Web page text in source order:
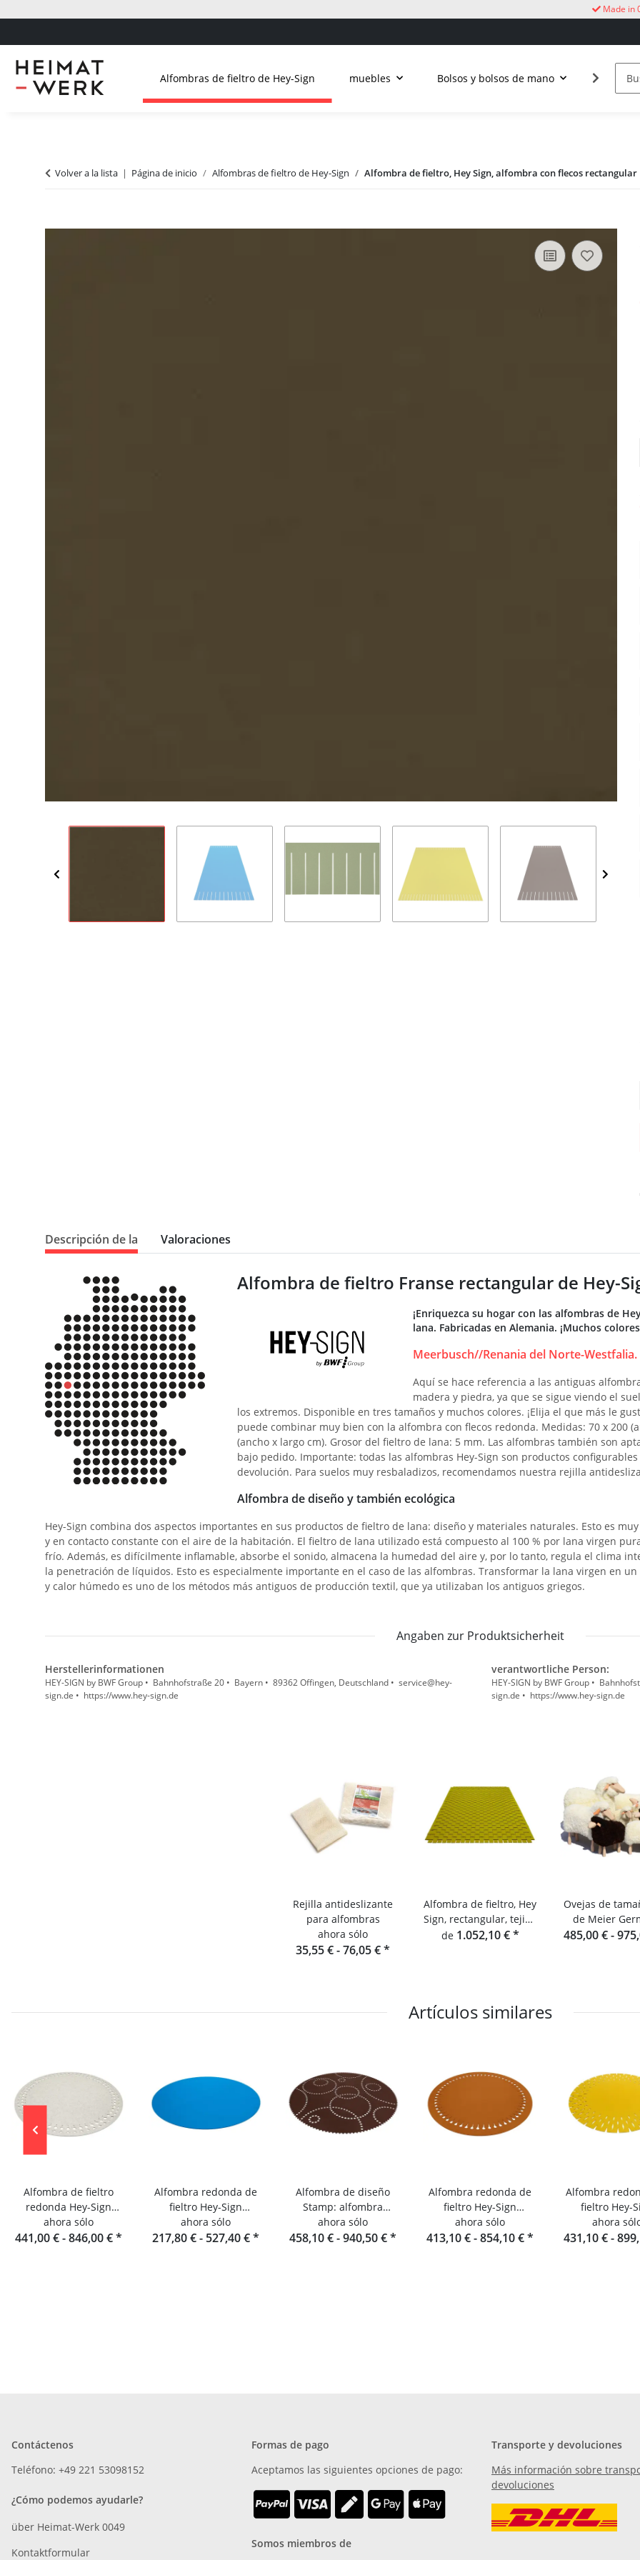
Made in
Alfombras de fieltro de Hey-Sign muebles Bolsos y bolsos de mano Vida al
Volver a la lista Página de inicio Alfombras de fieltro de Hey-Sign Alfombra de fieltro, Hey Sign, alfombra con flecos rectangular
Descripción de la Valoraciones
Alfombra de fieltro Franse rectangular de Hey-
¡Enriquezca su hogar con las alfombras de
lana. Fabricadas en Alemania. ¡Muchos
Meerbusch//Renania del Norte-Westfalia.
Aquí se hace referencia a las antiguas
madera y piedra, ya que se sigue viendo el
los extremos. Disponible en tres tamaños y muchos colores. ¡Elija el que más le
puede combinar muy bien con la alfombra con flecos redonda. Medidas: 70 x 200
(ancho x largo cm). Grosor del fieltro de lana: 5 mm. Las alfombras también son
bajo pedido. Importante: todas las alfombras Hey-Sign son productos
devolución. Para suelos muy resbaladizos, recomendamos nuestra rejilla
Alfombra de diseño y también ecológica
Hey-Sign combina dos aspectos importantes en sus productos de fieltro de lana: diseño y materiales naturales. Esto es
y en contacto constante con el aire de la habitación. El fieltro de lana utilizado está compuesto al 100 % por lana virgen
frío. Además, es difícilmente inflamable, absorbe el sonido, almacena la humedad del aire y, por lo tanto, regula el clima
la penetración de líquidos. Esto es especialmente importante en el caso de las alfombras. Transformar la lana virgen en
y calor húmedo es uno de los métodos más antiguos de producción textil, que ya utilizaban los antiguos griegos.
Angaben zur Produktsicherheit
Herstellerinformationen
HEY-SIGN by BWF Group • Bahnhofstraße 20 • Bayern • 89362 Offingen, Deutschland • service@hey-
sign.de • https://www.hey-sign.de
verantwortliche Person:
HEY-SIGN by BWF Group •
sign.de • https://www.hey-sign.de
Rejilla antideslizante
para alfombras
ahora sólo
35,55 € -76,05 €*
Alfombra de fieltro, Hey
Sign, rectangular, tejido
de alfombra 5,
de 1.052,10 €*
Ovejas de
de Meier
485,00 € -
Artículos similares
Alfombra de fieltro
redonda Hey-Sign
Alfombra Rana de pura
lana virgen
ahora sólo
441,00 € -846,00 €*
Alfombra redonda de
fieltro Hey-Sign
Alfombra Bigdot
ahora sólo
217,80 € - 527,40 €*
Alfombra de diseño
Stamp: alfombra
redonda ecológica de
Hey-Sign
ahora sólo
458,10 € -940,50 €*
Alfombra redonda de
fieltro Hey-Sign
Alfombra Pappus
ahora sólo
413,10 € -854,10 €*
Alfombra
fieltro Hey-
Alfombra
ahora
431,10 € -
Contáctenos
Teléfono: +49 221 53098152
¿Cómo podemos ayudarle?
über Heimat-Werk 0049
Kontaktformular
Formas de pago
Aceptamos las siguientes opciones de pago:
Somos miembros de
Transporte y devoluciones
Más información sobre
devoluciones